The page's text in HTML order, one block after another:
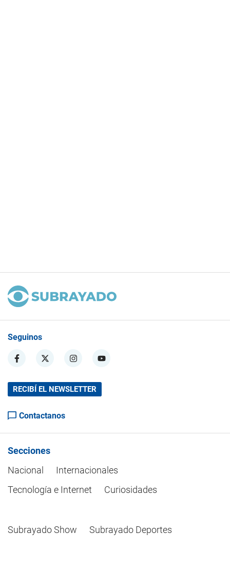
Seguinos
RECIBÍ EL NEWSLETTER
Contactanos
Secciones
Nacional
Internacionales
Tecnología e Internet
Curiosidades
Subrayado Show Subrayado Deportes